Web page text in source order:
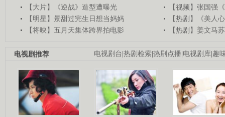
【大片】《逆战》造型遭曝光
【视频】张国强
【明星】景甜过完生日想当妈妈
【热剧】《美人
【将映】五月天集体跨界拍电影
【热剧】姜文马
电视剧台|热剧检索|热剧点播|电视剧库|趣
电视剧推荐